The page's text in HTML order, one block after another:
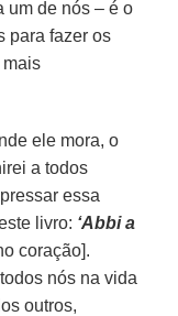
um de nós – é o
para fazer os
ele mora, o
a todos
essa
livro: ‘Abbi a
coração].
nós na vida
outros,